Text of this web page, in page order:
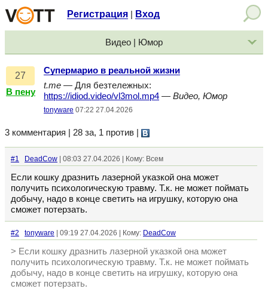
Регистрация Вход
Видео | Юмор
27
В пену
Супермарио в реальной жизни
t.me — Для безтележных:
https://idiod.video/vl3mol.mp4 — Видео, Юмор
tonyware 07:22 27.04.2026
3 комментария | 28 за, 1 против
#1 DeadCow | 08:03 27.04.2026 | Кому: Всем
Если кошку дразнить лазерной указкой она может
получить психологическую травму. Т.к. не может поймать
добычу, надо в конце светить на игрушку, которую она
сможет потерзать.
#2 tonyware | 09:19 27.04.2026 | Кому: DeadCow
> Если кошку дразнить лазерной указкой она может
получить психологическую травму. Т.к. не может поймать
добычу, надо в конце светить на игрушку, которую она
сможет потерзать.